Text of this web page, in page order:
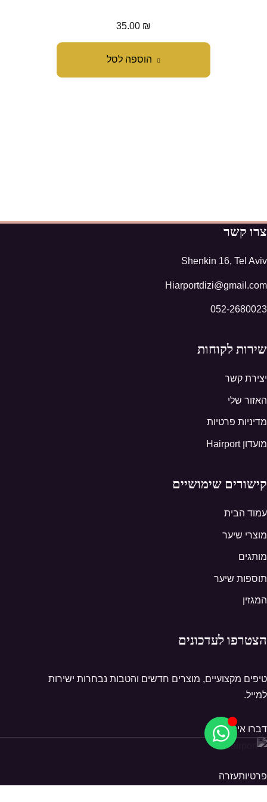
הוספה לסל
35.00 ₪
צרו קשר
Shenkin 16, Tel Aviv
Hiarportdizi@gmail.com
052-2680023
שירות לקוחות
יצירת קשר
האזור שלי
מדיניות פרטיות
מועדון Hairport
קישורים שימושיים
עמוד הבית
מוצרי שיער
מותגים
תוספות שיער
המגזין
הצטרפו לעדכונים
טיפים מקצועיים, מוצרים חדשים והטבות נבחרות ישירות
למייל.
דברו איתנו
פרטיותעזרה